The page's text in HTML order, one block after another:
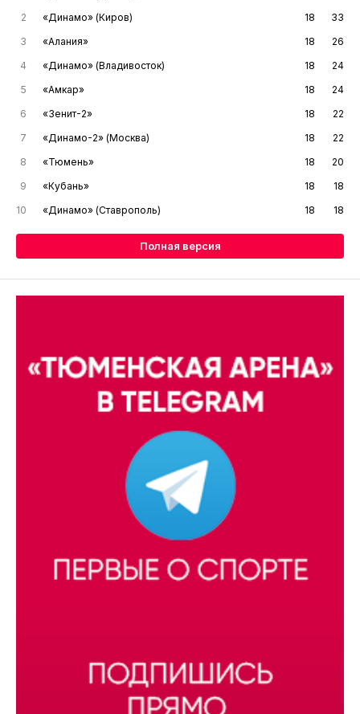
2
«Динамо» (Киров) 18
33
3
«Алания» 18
26
4
«Динамо» (Владивосток) 18
24
5
«Амкар» 18
24
6
«Зенит-2» 18
22
7
«Динамо-2» (Москва) 18
22
8
«Тюмень» 18
20
9
«Кубань» 18
18
10
«Динамо» (Ставрополь) 18 18
Полная версия